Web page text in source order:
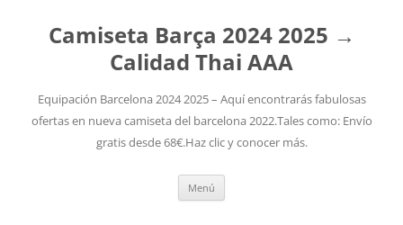
Camiseta Barça 2024 2025 →
Calidad Thai AAA
Equipación Barcelona 2024 2025 – Aquí encontrarás fabulosas
ofertas en nueva camiseta del barcelona 2022.Tales como: Envío
gratis desde 68€.Haz clic y conocer más.
Menú